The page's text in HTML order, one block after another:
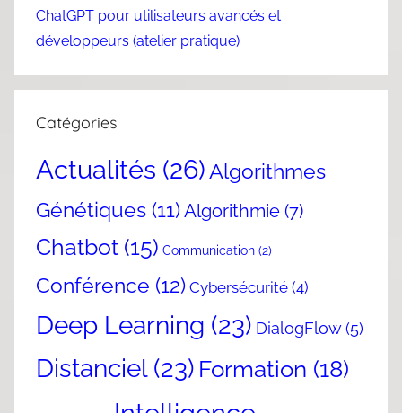
ChatGPT pour utilisateurs avancés et
développeurs (atelier pratique)
Catégories
Actualités (26) Algorithmes
Génétiques (11)Algorithmie (7)
Chatbot (15) Communication (2)
Conférence (12) Cybersécurité (4)
Deep Learning (23) DialogFlow(5)
Distanciel(23) Formation (18)